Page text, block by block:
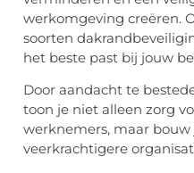
werkomgeving creëren.
soorten
het beste past bij jouw
Door aandacht te
toon je niet alleen zorg
werknemers, maar bouw
veerkrachtigere